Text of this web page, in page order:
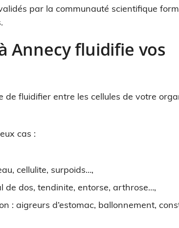
par la communauté scientifique
Annecy fluidifie vos
de fluidifier entre les cellules de votre
cas :
cellulite, surpoids…,
de dos, tendinite, entorse, arthrose…,
: aigreurs d’estomac, ballonnement,